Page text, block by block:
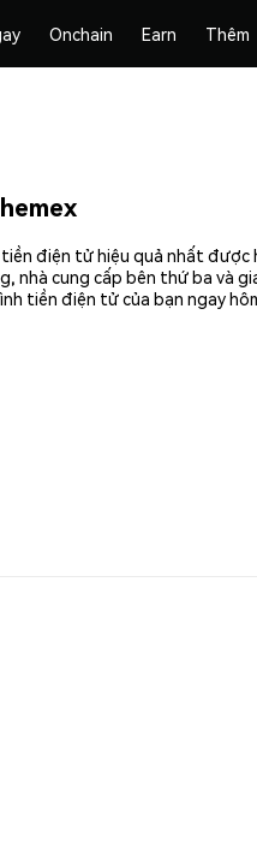
Onchain Earn Thêm
tiền điện tử hiệu quả nhất
cung cấp bên thứ ba và
tiền điện tử của bạn ngay